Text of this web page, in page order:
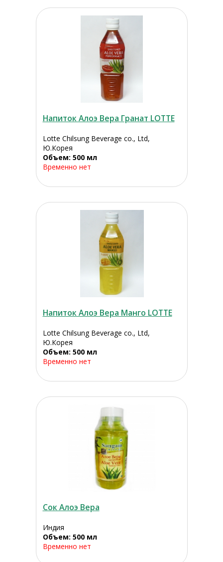
Напиток Алоэ Вера Гранат LOTTE
Lotte Chilsung Beverage co., Ltd,
Ю.Корея
Объем: 500 мл
Временно нет
Напиток Алоэ Вера Манго LOTTE
Lotte Chilsung Beverage co., Ltd,
Ю.Корея
Объем: 500 мл
Временно нет
Сок Алоэ Вера
Индия
Объем: 500 мл
Временно нет